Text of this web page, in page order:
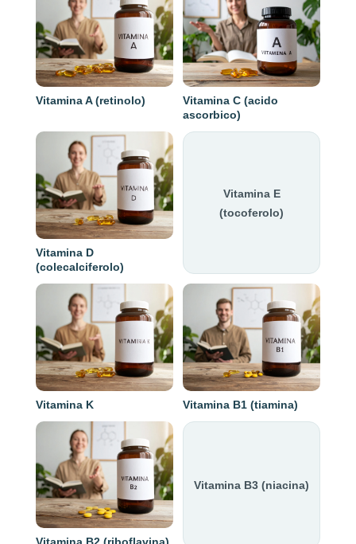
Vitamina A (retinolo)
Vitamina C (acido
ascorbico)
Vitamina D
(colecalciferolo)
Vitamina E
(tocoferolo)
Vitamina K Vitamina B1 (tiamina)
Vitamina B3 (niacina)